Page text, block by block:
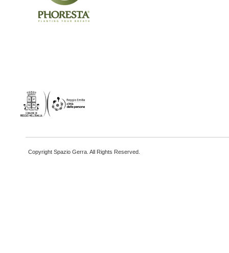
Copyright Spazio Gerra. All Rights Reserved.